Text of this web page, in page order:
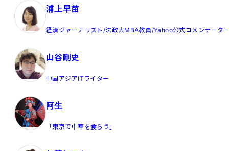
浦上早苗
経済ジャーナリスト/法政大MBA教員/Yahoo公式コメンテータ
山谷剛史
中国アジアITライター
阿生
「東京で中華を食らう」